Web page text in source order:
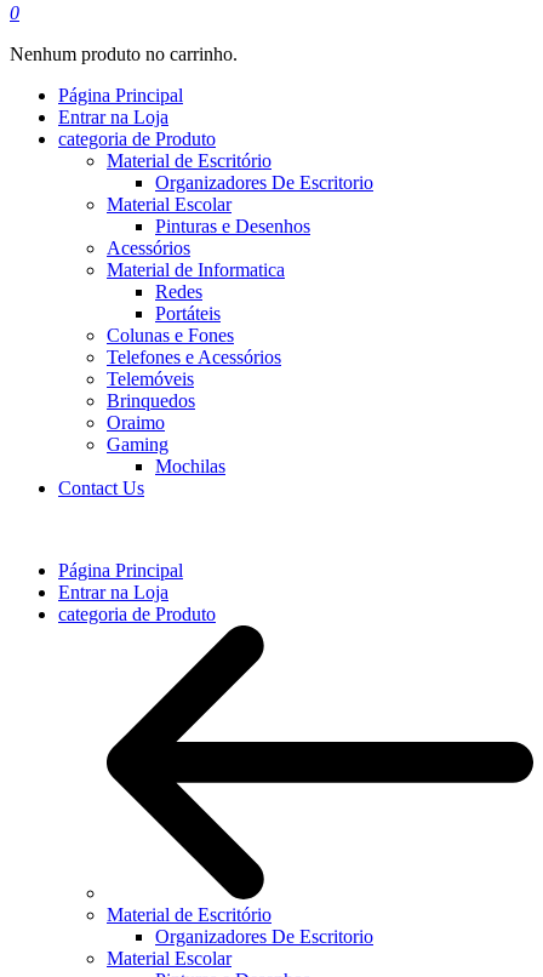
0
Nenhum produto no carrinho.
Página Principal
Entrar na Loja
categoria de Produto
Material de Escritório
Organizadores De Escritorio
Material Escolar
Pinturas e Desenhos
Acessórios
Material de Informatica
Redes
Portáteis
Colunas e Fones
Telefones e Acessórios
Telemóveis
Brinquedos
Oraimo
Gaming
Mochilas
Contact Us
Página Principal
Entrar na Loja
categoria de Produto
Material de Escritório
Organizadores De Escritorio
Material Escolar